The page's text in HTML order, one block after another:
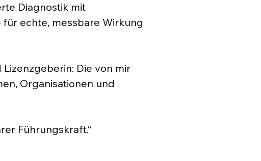
Diagnostik mit
echte, messbare Wirkung
Die von mir
Organisationen und
Führungskraft.“